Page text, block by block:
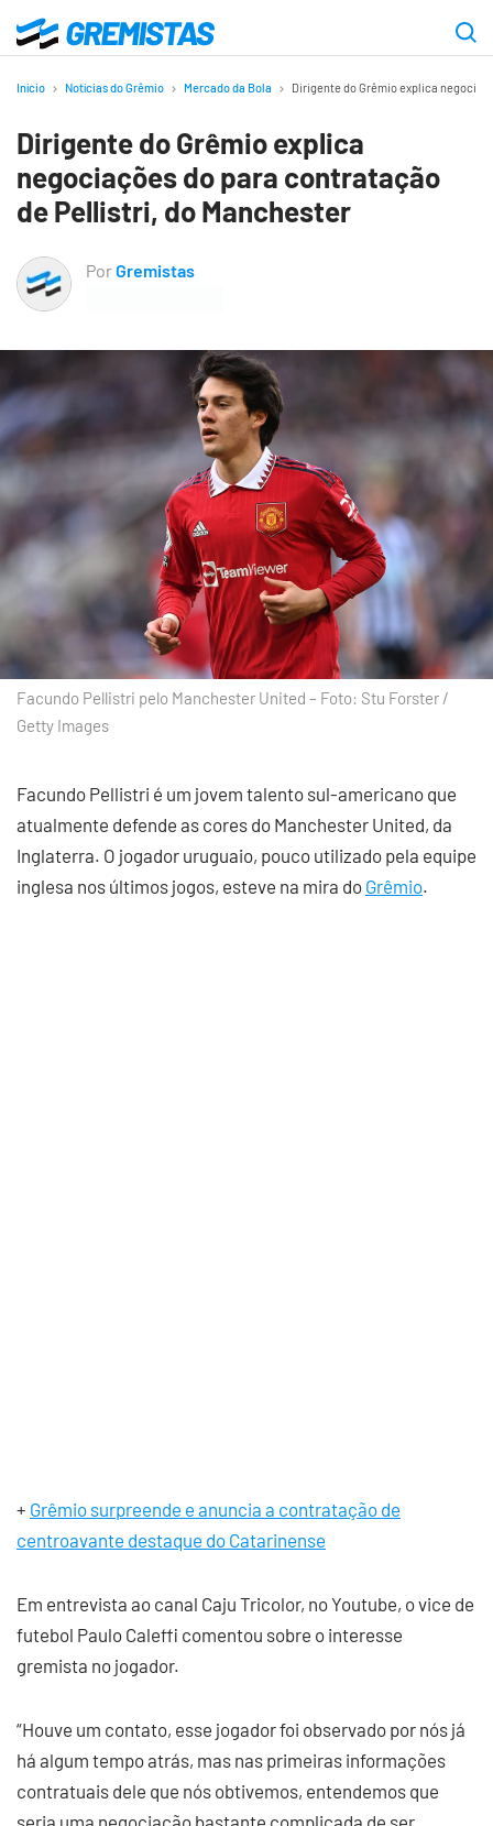
para
principal
Gremistas
Início Notícias do Grêmio Mercado da Bola Dirigente do Grêmio explica
Dirigente do Grêmio explica
negociações do para contratação
de Pellistri, do Manchester
PorGremistas
Facundo Pellistri pelo Manchester United – Foto: Stu Forster /
Getty Images
Facundo Pellistri é um jovem talento sul-americano que
atualmente defende as cores do Manchester United, da
Inglaterra. O jogador uruguaio, pouco utilizado pela equipe
inglesa nos últimos jogos, esteve na mira do Grêmio.
+ Grêmio surpreende e anuncia a contratação de
centroavante destaque do Catarinense
Em entrevista ao canal Caju Tricolor, no Youtube, o vice de
futebol Paulo Caleffi comentou sobre o interesse
gremista no jogador.
“Houve um contato, esse jogador foi observado por nós já
há algum tempo atrás, mas nas primeiras informações
contratuais dele que nós obtivemos, entendemos que
seria uma negociação bastante complicada de ser